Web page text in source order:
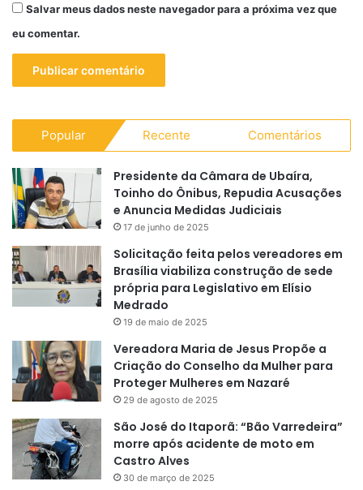
Salvar meus dados neste navegador para a próxima vez que
eu comentar.
Popular Recente Comentários
Presidente da Câmara de Ubaíra,
Toinho do Ônibus, Repudia Acusações
e Anuncia Medidas Judiciais
17 de junho de 2025
Solicitação feita pelos vereadores em
Brasília viabiliza construção de sede
própria para Legislativo em Elísio
Medrado
19 de maio de 2025
Vereadora Maria de Jesus Propõe a
Criação do Conselho da Mulher para
Proteger Mulheres em Nazaré
29 de agosto de 2025
São José do Itaporã: “Bão Varredeira”
morre após acidente de moto em
Castro Alves
30 de março de 2025